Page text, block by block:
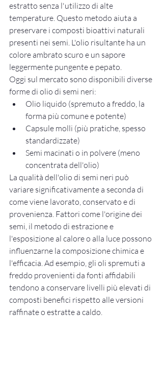
estratto senza l'utilizzo di alte
temperature. Questo metodo aiuta a
preservare i composti bioattivi naturali
presenti nei semi. L'olio risultante ha un
colore ambrato scuro e un sapore
leggermente pungente e pepato.
Oggi sul mercato sono disponibili diverse
forme di olio di semi neri:
Olio liquido (spremuto a freddo, la
forma più comune e potente)
Capsule molli (più pratiche, spesso
standardizzate)
Semi macinati o in polvere (meno
concentrata dell'olio)
La qualità dell'olio di semi neri può
variare significativamente a seconda di
come viene lavorato, conservato e di
provenienza. Fattori come l'origine dei
semi, il metodo di estrazione e
l'esposizione al calore o alla luce possono
influenzarne la composizione chimica e
l'efficacia. Ad esempio, gli oli spremuti a
freddo provenienti da fonti affidabili
tendono a conservare livelli più elevati di
composti benefici rispetto alle versioni
raffinate o estratte a caldo.